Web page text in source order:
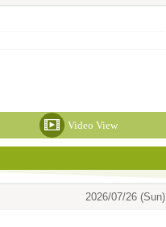
Video View
2026/07/26 (Sun)